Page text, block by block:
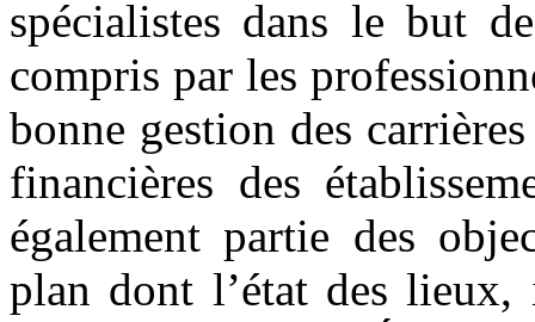
spécialistes dans le but
compris par les
bonne gestion des
financières des
également partie des
plan dont l’état des